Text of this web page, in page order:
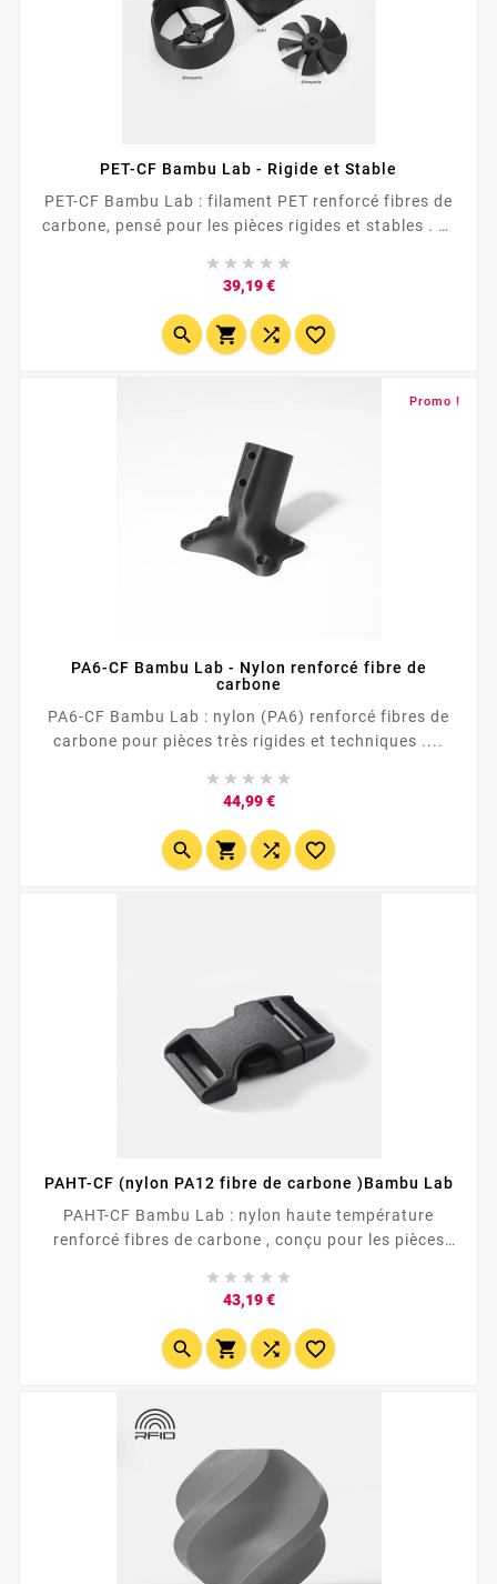
PET-CF Bambu Lab - Rigide et Stable
PET-CF Bambu Lab : filament PET renforcé fibres de
carbone, pensé pour les pièces rigides et stables . 🧩
    
39,19 €Prix
   
Promo !
PA6-CF Bambu Lab - Nylon renforcé fibre de
carbone
PA6-CF Bambu Lab : nylon (PA6) renforcé fibres de
carbone pour pièces très rigides et techniques ....
    
44,99 €Prix
   
PAHT-CF (nylon PA12 fibre de carbone )Bambu Lab
PAHT-CF Bambu Lab : nylon haute température
renforcé fibres de carbone , conçu pour les pièces
    
43,19 €Prix
   